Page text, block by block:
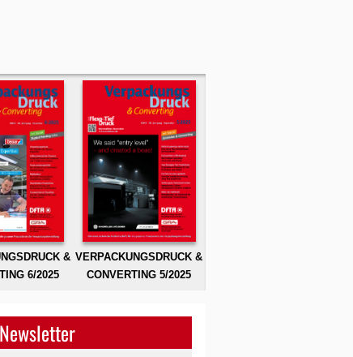
&
6/2025
VERPACKUNGSDRUCK &
CONVERTING 5/2025